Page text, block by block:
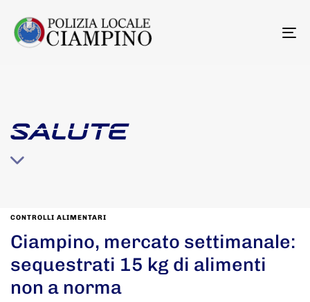
SALUTE
CONTROLLI ALIMENTARI
Ciampino, mercato settimanale:
sequestrati 15 kg di alimenti
non a norma